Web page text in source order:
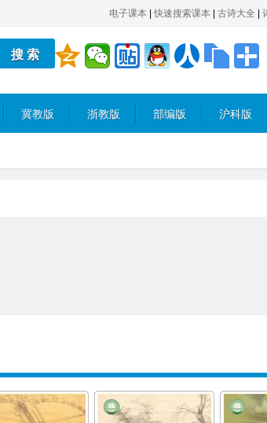
电子课本 快速搜索课本 古诗大全
冀教版 浙教版 部编版 沪科版